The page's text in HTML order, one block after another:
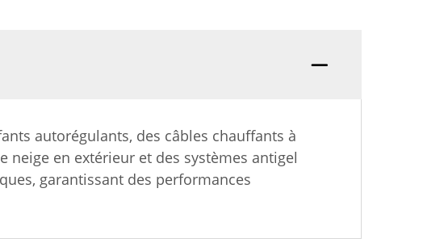
autorégulants, des câbles chauffants à
neige en extérieur et des systèmes antigel
garantissant des performances